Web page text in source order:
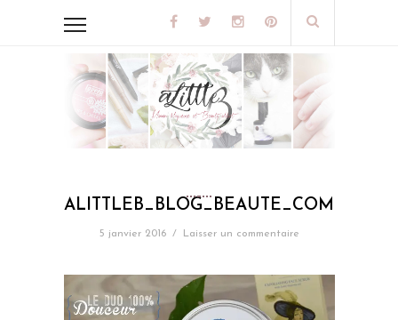
5 janvier 2016 / Laisser un commentaire